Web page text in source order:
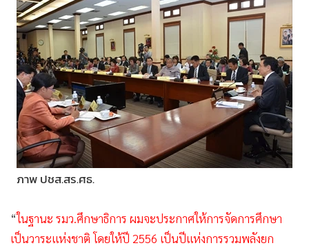
ภาพ ปชส.สร.ศธ.
“ในฐานะ รมว.ศึกษาธิการ ผมจะประกาศให้การจัดการศึกษา
เป็นวาระแห่งชาติ โดยให้ปี 2556 เป็นปีแห่งการรวมพลังยก